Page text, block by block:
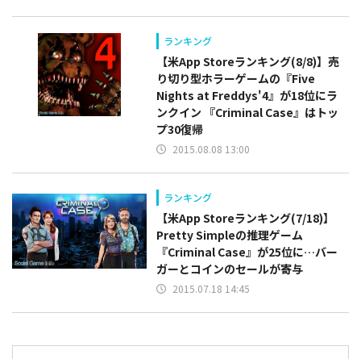
ランキング
【米App Storeランキング(8/8)】売
り切り型ホラーゲームの『Five
Nights at Freddys'4』が18位にラ
ンクイン 『Criminal Case』はトッ
プ30復帰
2015.08.08 13:00
ランキング
【米App Storeランキング(7/18)】
Pretty Simpleの推理ゲーム
『Criminal Case』が25位に…バー
ガーとコインのセールが寄与
2015.07.18 14:45